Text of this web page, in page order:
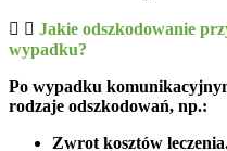
Jakie odszkodowanie
wypadku?
Po wypadku
rodzaje odszkodowań, np.:
Zwrot kosztów